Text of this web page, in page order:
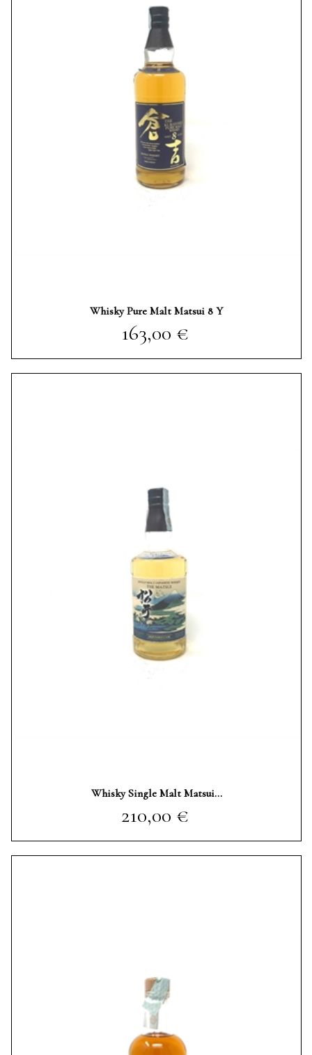
Whisky Pure Malt Matsui 8 Y
Prezzo
163,00 €
Whisky Single Malt Matsui...
Prezzo
210,00 €